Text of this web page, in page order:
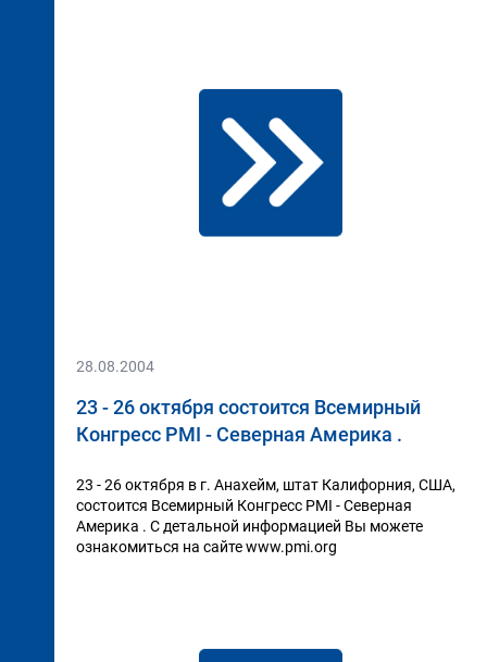
28.08.2004
23 - 26 октября состоится Всемирный
Конгресс PMI - Северная Америка .
23 - 26 октября в г. Анахейм, штат Калифорния, США,
состоится Всемирный Конгресс PMI - Северная
Америка . С детальной информацией Вы можете
ознакомиться на сайте www.pmi.org